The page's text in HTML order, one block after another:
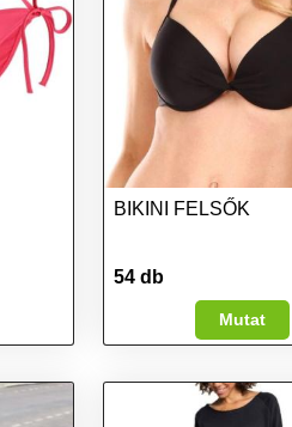
BIKINI FELSŐK
54 db
Mutat